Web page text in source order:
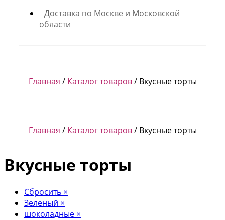
Доставка по Москве и Московской
области
Главная / Каталог товаров/ Вкусные торты
Главная / Каталог товаров/ Вкусные торты
Вкусные торты
Сбросить ×
Зеленый ×
шоколадные ×